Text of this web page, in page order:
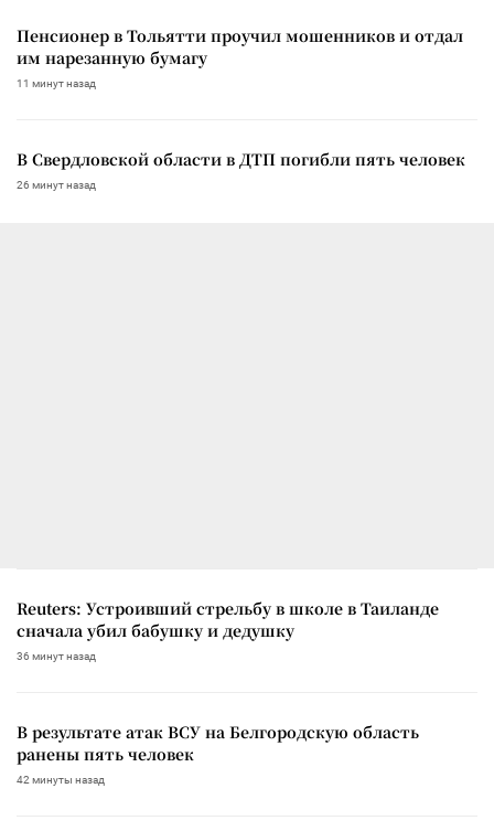
Пенсионер в Тольятти проучил мошенников и отдал
им нарезанную бумагу
11 минут назад
В Свердловской области в ДТП погибли пять человек
26 минут назад
Reuters: Устроивший стрельбу в школе в Таиланде
сначала убил бабушку и дедушку
36 минут назад
В результате атак ВСУ на Белгородскую область
ранены пять человек
42 минуты назад